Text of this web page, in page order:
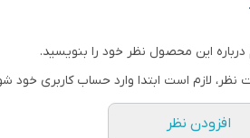
این محصول نظر خود را بنویسید.
نظر، لازم است ابتدا وارد حساب کاربری خود
افزودن نظر